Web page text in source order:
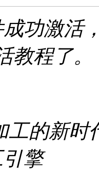
功激活
教程了。
工的新时
引擎